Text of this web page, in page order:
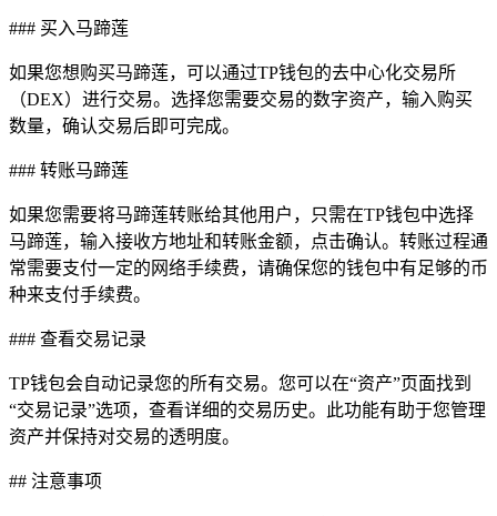
### 买入马蹄莲
如果您想购买马蹄莲，可以通过TP钱包的去中心化交易所
（DEX）进行交易。选择您需要交易的数字资产，输入购买
数量，确认交易后即可完成。
### 转账马蹄莲
如果您需要将马蹄莲转账给其他用户，只需在TP钱包中选择
马蹄莲，输入接收方地址和转账金额，点击确认。转账过程通
常需要支付一定的网络手续费，请确保您的钱包中有足够的币
种来支付手续费。
### 查看交易记录
TP钱包会自动记录您的所有交易。您可以在“资产”页面找到
“交易记录”选项，查看详细的交易历史。此功能有助于您管理
资产并保持对交易的透明度。
## 注意事项